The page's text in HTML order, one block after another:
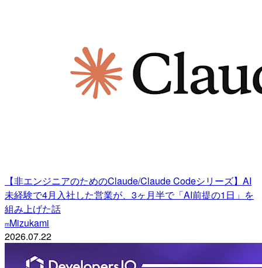
【非エンジニアのためのClaude/Claude Codeシリーズ】AI
未経験で4月入社した営業が、3ヶ月半で「AI前提の1日」を
組み上げた話
mMizukami
2026.07.22